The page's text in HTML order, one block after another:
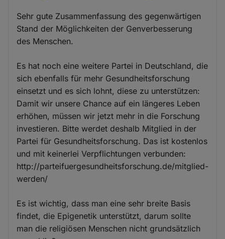
Sehr gute Zusammenfassung des gegenwärtigen
Stand der Möglichkeiten der Genverbesserung
des Menschen.
Es hat noch eine weitere Partei in Deutschland, die
sich ebenfalls für mehr Gesundheitsforschung
einsetzt und es sich lohnt, diese zu unterstützen:
Damit wir unsere Chance auf ein längeres Leben
erhöhen, müssen wir jetzt mehr in die Forschung
investieren. Bitte werdet deshalb Mitglied in der
Partei für Gesundheitsforschung. Das ist kostenlos
und mit keinerlei Verpflichtungen verbunden:
http://parteifuergesundheitsforschung.de/mitglied-
werden/
Es ist wichtig, dass man eine sehr breite Basis
findet, die Epigenetik unterstützt, darum sollte
man die religiösen Menschen nicht grundsätzlich